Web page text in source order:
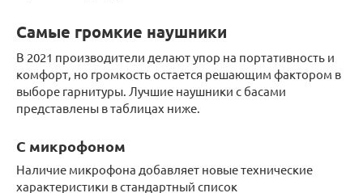
Самые громкие наушники
В 2021 производители делают упор на портативность и
комфорт, но громкость остается решающим фактором в
выборе гарнитуры. Лучшие наушники с басами
представлены в таблицах ниже.
С микрофоном
Наличие микрофона добавляет новые технические
характеристики в стандартный список